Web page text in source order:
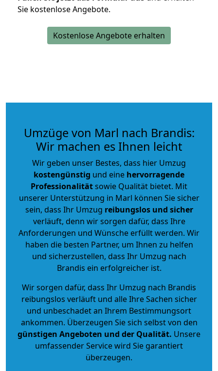
Sie kostenlose Angebote.
Kostenlose Angebote erhalten
Umzüge von Marl nach Brandis:
Wir machen es Ihnen leicht
Wir geben unser Bestes, dass hier Umzug
kostengünstig und eine hervorragende
Professionalitätsowie Qualität bietet. Mit
unserer Unterstützung in Marl können Sie sicher
sein, dass Ihr Umzug reibungslos und sicher
verläuft, denn wir sorgen dafür, dass Ihre
Anforderungen und Wünsche erfüllt werden. Wir
haben die besten Partner, um Ihnen zu helfen
und sicherzustellen, dass Ihr Umzug nach
Brandis ein erfolgreicher ist.
Wir sorgen dafür, dass Ihr Umzug nach Brandis
reibungslos verläuft und alle Ihre Sachen sicher
und unbeschadet an Ihrem Bestimmungsort
ankommen. Überzeugen Sie sich selbst von den
günstigen Angeboten und der Qualität. Unsere
umfassender Service wird Sie garantiert
überzeugen.